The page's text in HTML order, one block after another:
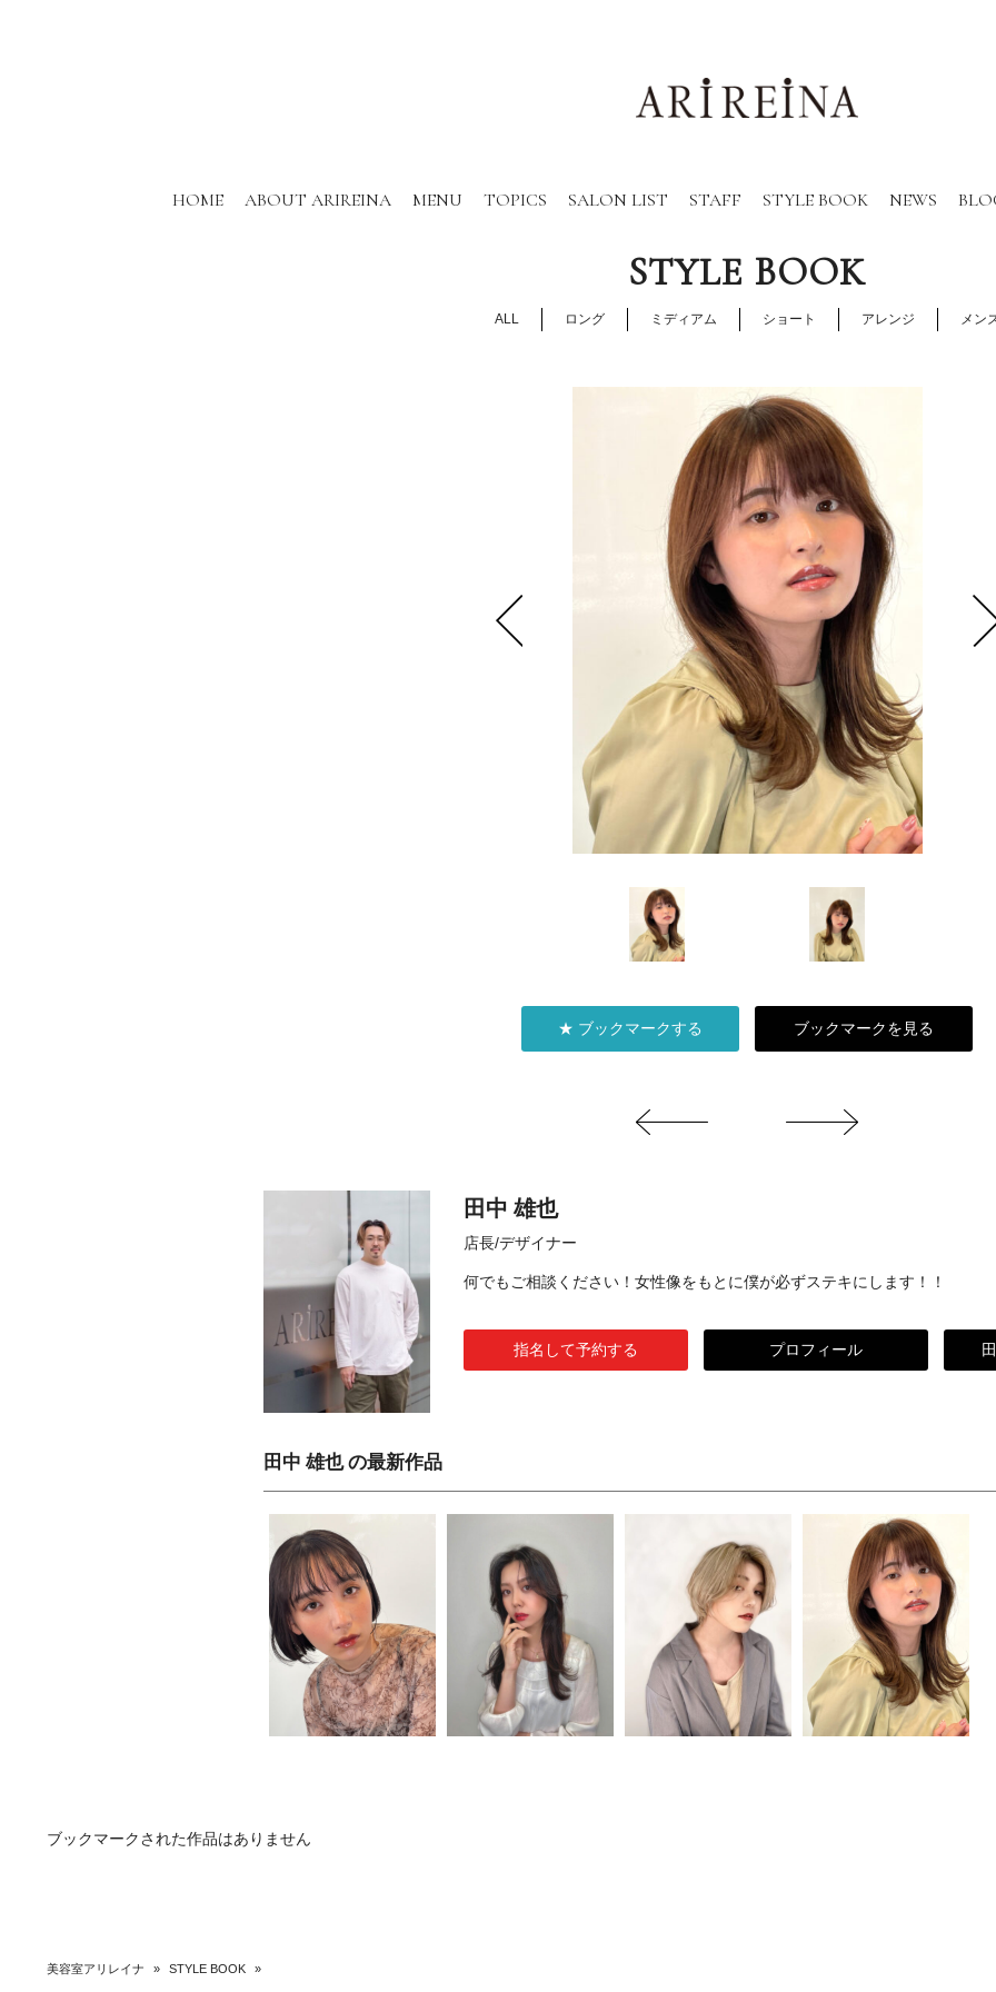
HOME ABOUT ARIREINA MENU TOPICS SALON LIST STAFF STYLE BOOK NEWS
STYLE BOOK
ALL ロング ミディアム ショート アレンジ メン
★ ブックマークする ブックマークを見る
田中 雄也
店長/デザイナー
何でもご相談ください！女性像をもとに僕が必ずステキにします！！
指名して予約する プロフィール
田中 雄也 の最新作品
ブックマークされた作品はありません
美容室アリレイナ » STYLE BOOK »